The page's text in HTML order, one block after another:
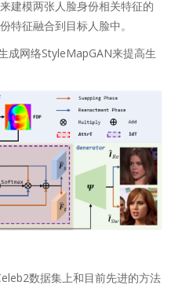
建模两张人脸身份相关特征的
特征融合到目标人脸中。
成网络StyleMapGAN来提高生
数据集上和目前先进的方法